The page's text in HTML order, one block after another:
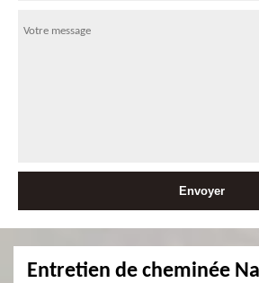
Entretien de cheminée